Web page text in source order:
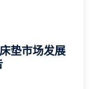
垫市场发展